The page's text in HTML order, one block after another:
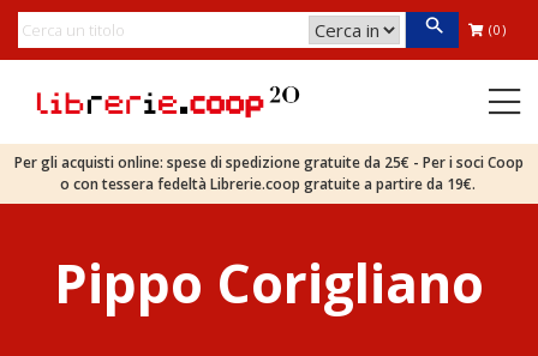
(0)
Per gli acquisti online: spese di spedizione gratuite da 25€ - Per i soci Coop
o con tessera fedeltà Librerie.coop gratuite a partire da 19€.
Pippo Corigliano